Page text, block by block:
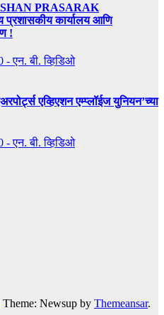
PRASARAK
कार्यालय आणि
!
- एन. बी. व्हिडिओ
एव्हिएशन एम्प्लॉईज युनियन’च्या
- एन. बी. व्हिडिओ
Theme: Newsup by Themeansar.